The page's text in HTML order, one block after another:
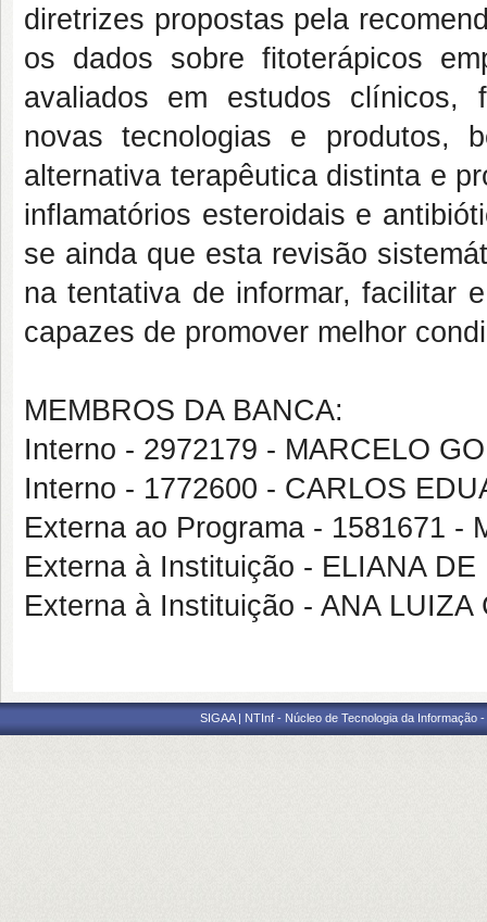
diretrizes propostas pela
os dados sobre fitoterápicos
avaliados em estudos clínicos,
novas tecnologias e produtos,
alternativa terapêutica distinta e
inflamatórios esteroidais e
se ainda que esta revisão
na tentativa de informar, facilitar
capazes de promover melhor
MEMBROS DA BANCA:
Interno - 2972179 - MARCELO
Interno - 1772600 - CARLOS
Externa ao Programa - 1581671 -
Externa à Instituição - ELIANA
Externa à Instituição - ANA LUIZA
SIGAA | NTInf - Núcleo de Tecnologia da